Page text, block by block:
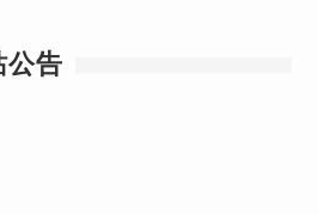
公告